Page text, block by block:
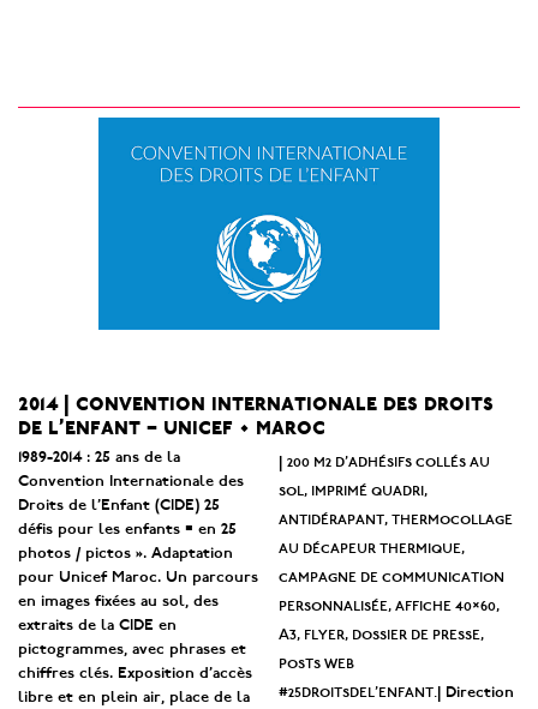
2014 | convention internationale des droits
de l’enfant – unicef • maroc
1989-2014 : 25 ans de la
Convention Internationale des
Droits de l’Enfant (CIDE) 25
défis pour les enfants = en 25
photos / pictos ». Adaptation
pour Unicef Maroc. Un parcours
en images fixées au sol, des
extraits de la CIDE en
pictogrammes, avec phrases et
chiffres clés. Exposition d’accès
libre et en plein air, place de la
|200 m2 d’adhésifs collés au
sol, imprimé quadri,
antidérapant, thermocollage
au décapeur thermique,
campagne de communication
personnalisée, affiche 40×60,
A3, flyer, dossier de presse,
posts web
#25droitsdel’enfant.
| Direction